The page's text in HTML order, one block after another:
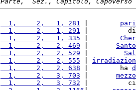
  1,     2,   1, 281
  1,     2,   1, 291
|          di
  1,     2,   1, 335
  1,     2,   2, 469
Santo
  1,     2,   2, 529
  1,     2,   2, 555
  1,     2,   2, 638
|        ha
  1,     2,   3, 703
mezzo
  1,     2,   3, 732
|          ci